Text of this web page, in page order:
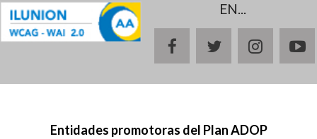
EN...
facebooktwitter
Entidades promotoras del Plan ADOP